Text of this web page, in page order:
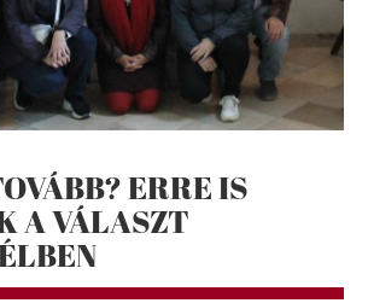
ERRE IS
A VÁLASZT